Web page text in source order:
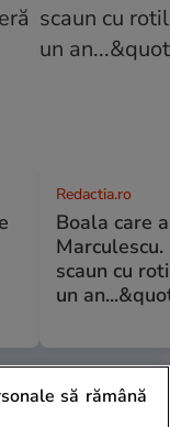
Redactia.ro
Boala care
scaun cu
un
să rămână